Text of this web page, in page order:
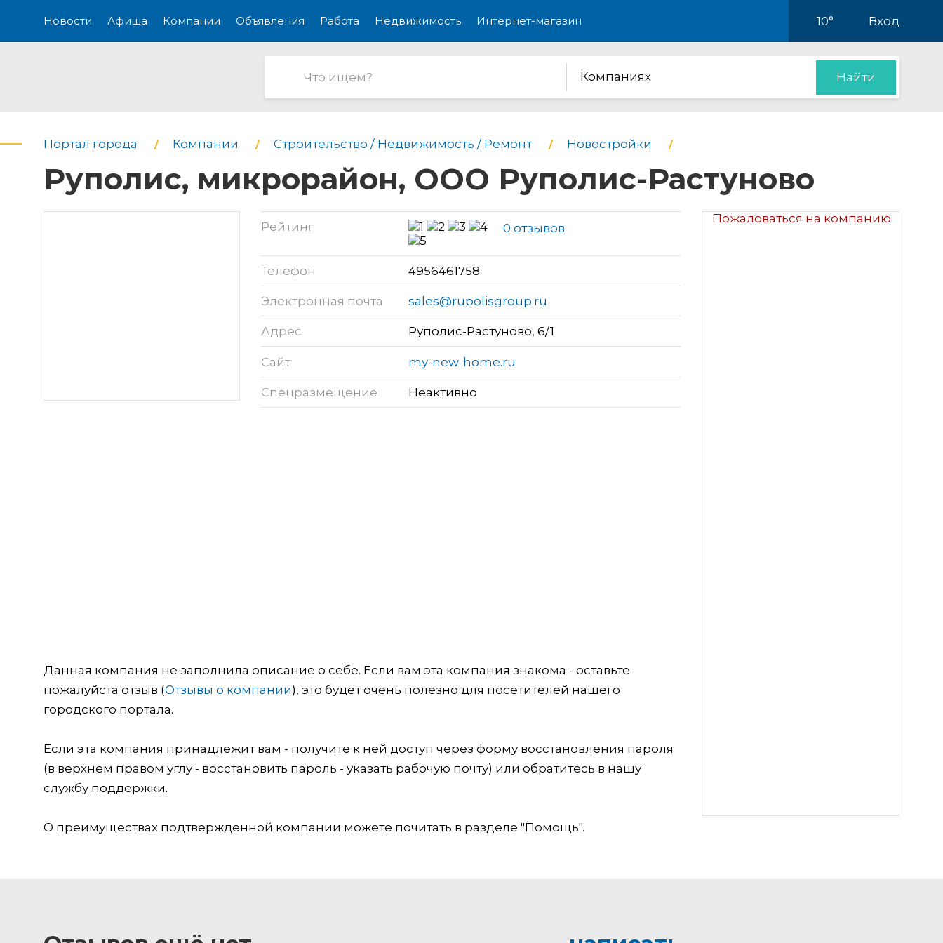
Новости Афиша Компании Объявления Работа Недвижимость Интернет-магазин 10° Вход
Компаниях Найти
Портал города Компании Строительство / Недвижимость / Ремонт Новостройки
Руполис, микрорайон, ООО Руполис-Растуново
Пожаловаться на компанию
Рейтинг 0 отзывов
Телефон 4956461758
Электронная почта sales@rupolisgroup.ru
Адрес Руполис-Растуново, 6/1
Сайт my-new-home.ru
Спецразмещение Неактивно
Данная компания не заполнила описание о себе. Если вам эта компания знакома - оставьте
пожалуйста отзыв (Отзывы о компании), это будет очень полезно для посетителей нашего
городского портала.
Если эта компания принадлежит вам - получите к ней доступ через форму восстановления пароля
(в верхнем правом углу - восстановить пароль - указать рабочую почту) или обратитесь в нашу
службу поддержки.
О преимуществах подтвержденной компании можете почитать в разделе "Помощь".